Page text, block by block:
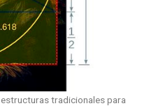
tradicionales para